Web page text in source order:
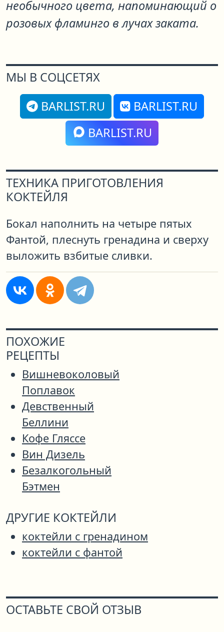
необычного цвета, напоминающий о
розовых фламинго в лучах заката.
МЫ В СОЦСЕТЯХ
BARLIST.RU
BARLIST.RU
BARLIST.RU
ТЕХНИКА ПРИГОТОВЛЕНИЯ
КОКТЕЙЛЯ
Бокал наполнить на четыре пятых
Фантой, плеснуть гренадина и сверху
выложить взбитые сливки.
ПОХОЖИЕ
РЕЦЕПТЫ
Вишневоколовый
Поплавок
Девственный
Беллини
Кофе Гляссе
Вин Дизель
Безалкогольный
Бэтмен
ДРУГИЕ КОКТЕЙЛИ
коктейли с гренадином
коктейли с фантой
ОСТАВЬТЕ СВОЙ ОТЗЫВ